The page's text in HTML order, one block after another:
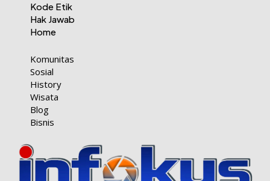
Kode Etik
Hak Jawab
Home
Komunitas
Sosial
History
Wisata
Blog
Bisnis